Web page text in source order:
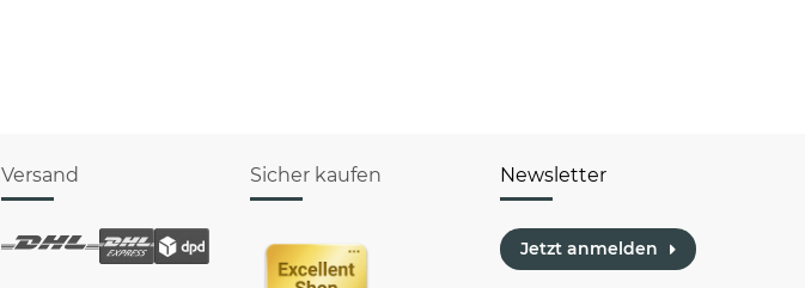
Versand Sicher kaufen Newsletter
Jetzt anmelden